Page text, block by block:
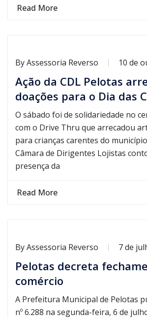
Read More
ByAssessoria Reverso 10 de
Ação da CDL Pelotas
doações para o Dia das
O sábado foi de solidariedade no
com o Drive Thru que arrecadou
para crianças carentes do
Câmara de Dirigentes Lojistas
presença da
Read More
ByAssessoria Reverso 7 de
Pelotas decreta
comércio
A Prefeitura Municipal de Pelotas
nº 6.288 na segunda-feira, 6 de